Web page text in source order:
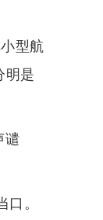
型航
明是
谴
。